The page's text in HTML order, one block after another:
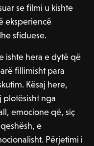
se filmi u kishte
eksperiencë
sfiduese.
ishte hera e dytë që
fillimisht para
Kësaj here,
plotësisht nga
emocione që, siç
e
Përjetimi i